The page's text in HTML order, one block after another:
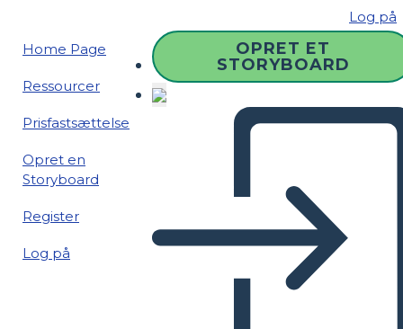
Log på
Home Page
Ressourcer
Prisfastsættelse
Opret en
Storyboard
Register
Log på
OPRET ET
STORYBOARD